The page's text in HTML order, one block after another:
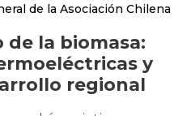
de la Asociación Chilena
la biomasa:
y
regional